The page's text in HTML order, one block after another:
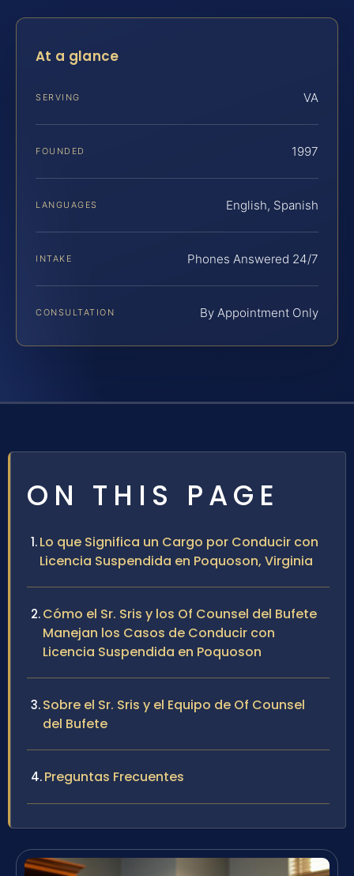
At a glance
SERVING VA
FOUNDED 1997
LANGUAGES English, Spanish
INTAKE Phones Answered 24/7
CONSULTATION By Appointment Only
ON THIS PAGE
Lo que Significa un Cargo por Conducir con
Licencia Suspendida en Poquoson, Virginia
Cómo el Sr. Sris y los Of Counsel del Bufete
Manejan los Casos de Conducir con
Licencia Suspendida en Poquoson
Sobre el Sr. Sris y el Equipo de Of Counsel
del Bufete
Preguntas Frecuentes